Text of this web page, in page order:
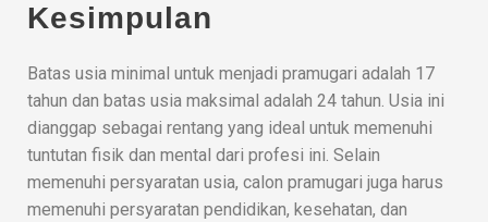
Kesimpulan
Batas usia minimal untuk menjadi pramugari adalah 17
tahun dan batas usia maksimal adalah 24 tahun. Usia ini
dianggap sebagai rentang yang ideal untuk memenuhi
tuntutan fisik dan mental dari profesi ini. Selain
memenuhi persyaratan usia, calon pramugari juga harus
memenuhi persyaratan pendidikan, kesehatan, dan